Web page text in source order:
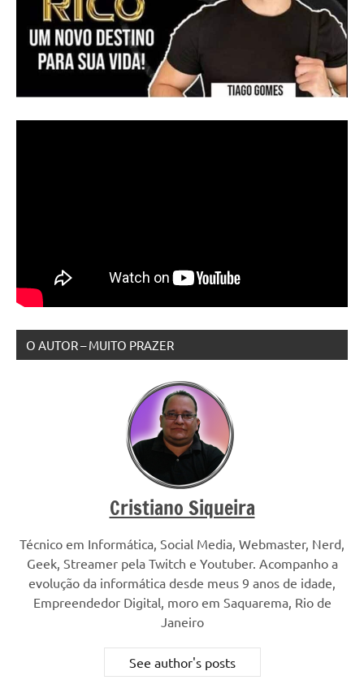
O AUTOR – MUITO PRAZER
Cristiano Siqueira
Técnico em Informática, Social Media, Webmaster, Nerd,
Geek, Streamer pela Twitch e Youtuber. Acompanho a
evolução da informática desde meus 9 anos de idade,
Empreendedor Digital, moro em Saquarema, Rio de
Janeiro
See author's posts